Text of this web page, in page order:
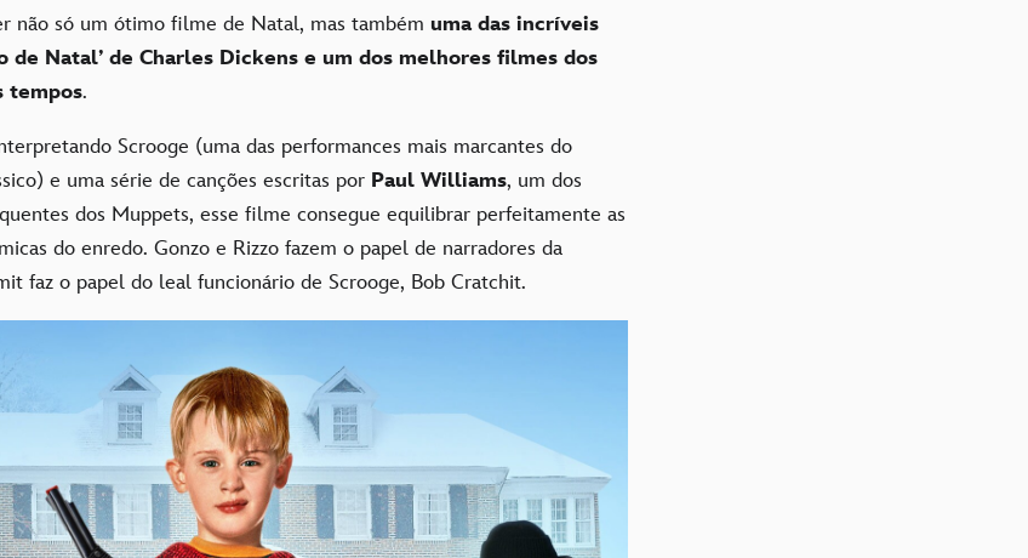
não só um ótimo filme de Natal, mas também uma das incríveis
de Natal’ de Charles Dickens e um dos melhores filmes dos
tempos.
Scrooge (uma das performances mais marcantes do
e uma série de canções escritas por Paul Williams, um dos
dos Muppets, esse filme consegue equilibrar perfeitamente as
do enredo. Gonzo e Rizzo fazem o papel de narradores da
faz o papel do leal funcionário de Scrooge, Bob Cratchit.